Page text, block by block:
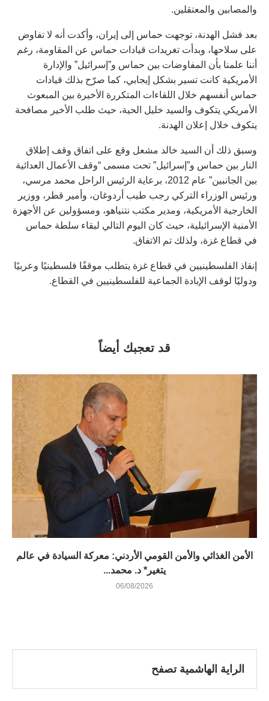
والمصابين والمعتقلين.
بعد فشل الهدنة، توجهت حماس إلى إيران، وأكدت أنه لا تفاوض
على سلاحها، وبدأت تغريدات قيادات حماس عن المقاومة، رغم
أننا علمنا بأن المفاوضات بين حماس و”إسرائيل” والإدارة
الأمريكية كانت تسير بشكل إيجابي، كما صرّح بذلك قيادات
حماس أنفسهم خلال اللقاءات المتكررة الأخيرة بين المبعوث
الأمريكي يتكوف والسيد خليل الحية، حيث طلب الأخير مصافحة
يتكوف خلال إعلان الهدنة.
وسبق ذلك أن السيد خالد مشعل وقع على اتفاق وقف إطلاق
النار بين حماس و”إسرائيل” تحت مسمى “وقف الأعمال العدائية
بين الجانبين” عام 2012، برعاية الرئيس الراحل محمد مرسي،
ورئيس الوزراء التركي رجب طيب أردوغان، وأمير قطر، ووزير
الخارجية الأمريكية، ومدير مكتب نتنياهو، ومسؤولين عن الأجهزة
الأمنية الإسرائيلية، حيث كان اليوم التالي لبقاء سلطة حماس
في قطاع غزة، ولذلك تم الاتفاق.
إنقاذ الفلسطينيين في قطاع غزة يتطلب موقفًا فلسطينيًا وعربيًا
ودوليًا لوقف الإبادة الجماعية للفلسطينيين في القطاع.
قد تعجبك أيضاً
الأمن الغذائي والأمن القومي الأردني: معركة السيادة في عالم
يتغير* د. محمد...
06/08/2026
الراية الهاشمية تصفح